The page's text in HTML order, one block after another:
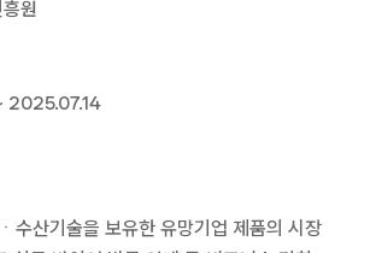
원
수산기술을 보유한 유망기업 제품의 시장